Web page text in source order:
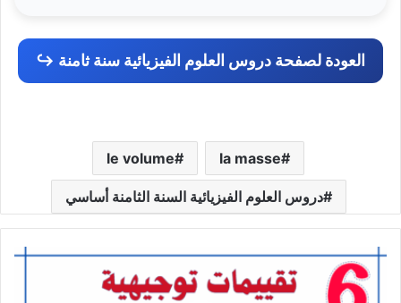
العودة لصفحة دروس العلوم الفيزيائية سنة ثامنة ↪️
la masse
le volume
دروس العلوم الفيزيائية السنة الثامنة أساسي
تقييم
توجيهي
انجليزية